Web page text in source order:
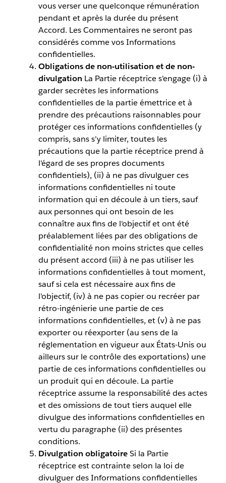
vous verser une quelconque rémunération
pendant et après la durée du présent
Accord. Les Commentaires ne seront pas
considérés comme vos Informations
confidentielles.
Obligations de non-utilisation et de non-
divulgation La Partie réceptrice s'engage (i) à
garder secrètes les informations
confidentielles de la partie émettrice et à
prendre des précautions raisonnables pour
protéger ces informations confidentielles (y
compris, sans s'y limiter, toutes les
précautions que la partie réceptrice prend à
l'égard de ses propres documents
confidentiels), (ii) à ne pas divulguer ces
informations confidentielles ni toute
information qui en découle à un tiers, sauf
aux personnes qui ont besoin de les
connaître aux fins de l'objectif et ont été
préalablement liées par des obligations de
confidentialité non moins strictes que celles
du présent accord (iii) à ne pas utiliser les
informations confidentielles à tout moment,
sauf si cela est nécessaire aux fins de
l'objectif, (iv) à ne pas copier ou recréer par
rétro-ingénierie une partie de ces
informations confidentielles, et (v) à ne pas
exporter ou réexporter (au sens de la
réglementation en vigueur aux États-Unis ou
ailleurs sur le contrôle des exportations) une
partie de ces informations confidentielles ou
un produit qui en découle. La partie
réceptrice assume la responsabilité des actes
et des omissions de tout tiers auquel elle
divulgue des informations confidentielles en
vertu du paragraphe (ii) des présentes
conditions.
Divulgation obligatoireSi la Partie
réceptrice est contrainte selon la loi de
divulguer des Informations confidentielles